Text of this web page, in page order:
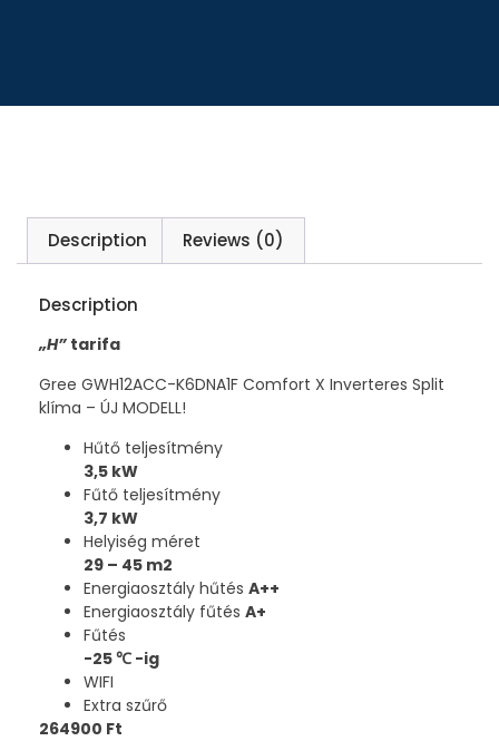
Description Reviews (0)
Description
„H” tarifa
Gree GWH12ACC-K6DNA1F Comfort X Inverteres Split
klíma – ÚJ MODELL!
Hűtő teljesítmény
3,5 kW
Fűtő teljesítmény
3,7 kW
Helyiség méret
29 – 45 m2
Energiaosztály hűtés A++
Energiaosztály fűtés A+
Fűtés
-25℃ -ig
WIFI
Extra szűrő
264900 Ft